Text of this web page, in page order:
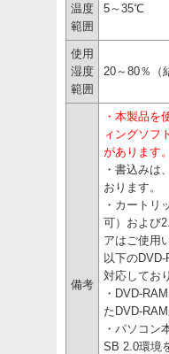
温度
範囲
5～35℃
使用
湿度
範囲
20～80％（
備考
・ 本製品を
ィングソフ
があります。
・書込みは
おります。
・カートリ
可）および
アはご使用
以下の
対応してお
・DVD-
たDVD-RAM
・パソコン
SB 2.0環境